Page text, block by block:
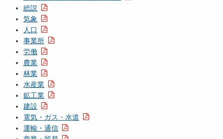
総説
気象
人口
事業所
労働
農業
林業
水産業
鉱工業
建設
電気・ガス・水道
運輸・通信